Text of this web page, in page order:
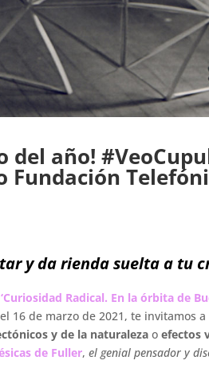
del año!
Fundación
y da rienda suelta a tu
‘Curiosidad Radical. En la órbita de
16 de marzo de 2021, te invitamos
y de la naturalezao efectos
de Fuller, el genial pensador y